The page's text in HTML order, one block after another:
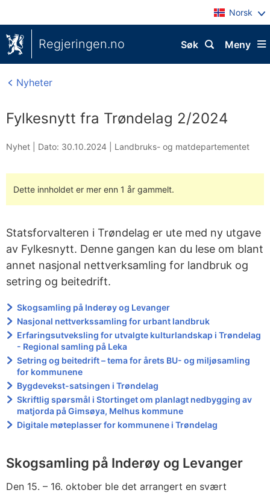
Norsk
Regjeringen.no Meny
Søk
Nyheter
Fylkesnytt fra Trøndelag 2/2024
Nyhet | Dato: 30.10.2024 Landbruks- og matdepartementet
Dette innholdet er mer enn 1 år gammelt.
Statsforvalteren i Trøndelag er ute med ny utgave
av Fylkesnytt. Denne gangen kan du lese om blant
annet nasjonal nettverksamling for landbruk og
setring og beitedrift.
Skogsamling på Inderøy og Levanger
Nasjonal nettverkssamling for urbant landbruk
Erfaringsutveksling for utvalgte kulturlandskap i Trøndelag
- Regional samling på Leka
Setring og beitedrift – tema for årets BU- og miljøsamling
for kommunene
Bygdevekst-satsingen i Trøndelag
Skriftlig spørsmål i Stortinget om planlagt nedbygging av
matjorda på Gimsøya, Melhus kommune
Digitale møteplasser for kommunene i Trøndelag
Skogsamling på Inderøy og Levanger
Den 15. – 16. oktober ble det arrangert en svært